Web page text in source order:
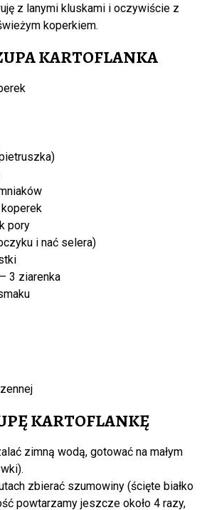
z lanymi kluskami i oczywiście z
koperkiem.
KARTOFLANKA
pory
i nać selera)
3 ziarenka
KARTOFLANKĘ
zimną wodą, gotować na małym
zbierać szumowiny (ścięte białko
powtarzamy jeszcze około 4 razy,